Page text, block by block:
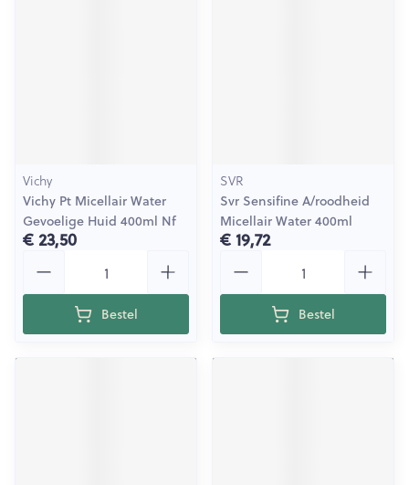
Vichy
Vichy Pt Micellair Water
Gevoelige Huid 400ml Nf
€ 23,50
Bestel
SVR
Svr Sensifine A/roodheid
Micellair Water 400ml
€ 19,72
Bestel